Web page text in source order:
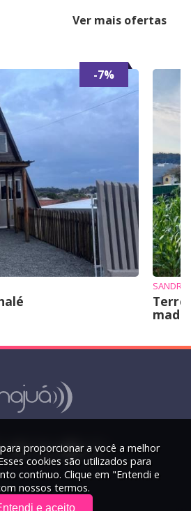
Ver mais ofertas
-7%
mad
proporcionar a você a melhor
cookies são utilizados para
contínuo. Clique em "Entendi e
nossos termos.
e aceito